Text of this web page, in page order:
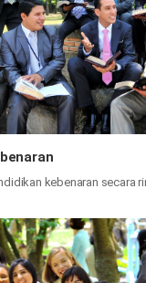
kebenaran secara